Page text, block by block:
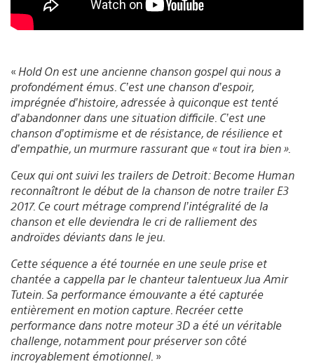
« Hold On est une ancienne chanson gospel qui nous a
profondément émus. C’est une chanson d’espoir,
imprégnée d’histoire, adressée à quiconque est tenté
d’abandonner dans une situation difficile. C’est une
chanson d’optimisme et de résistance, de résilience et
d’empathie, un murmure rassurant que « tout ira bien ».
Ceux qui ont suivi les trailers de Detroit: Become Human
reconnaîtront le début de la chanson de notre trailer E3
2017. Ce court métrage comprend l’intégralité de la
chanson et elle deviendra le cri de ralliement des
androïdes déviants dans le jeu.
Cette séquence a été tournée en une seule prise et
chantée a cappella par le chanteur talentueux Jua Amir
Tutein. Sa performance émouvante a été capturée
entièrement en motion capture. Recréer cette
performance dans notre moteur 3D a été un véritable
challenge, notamment pour préserver son côté
incroyablement émotionnel. »